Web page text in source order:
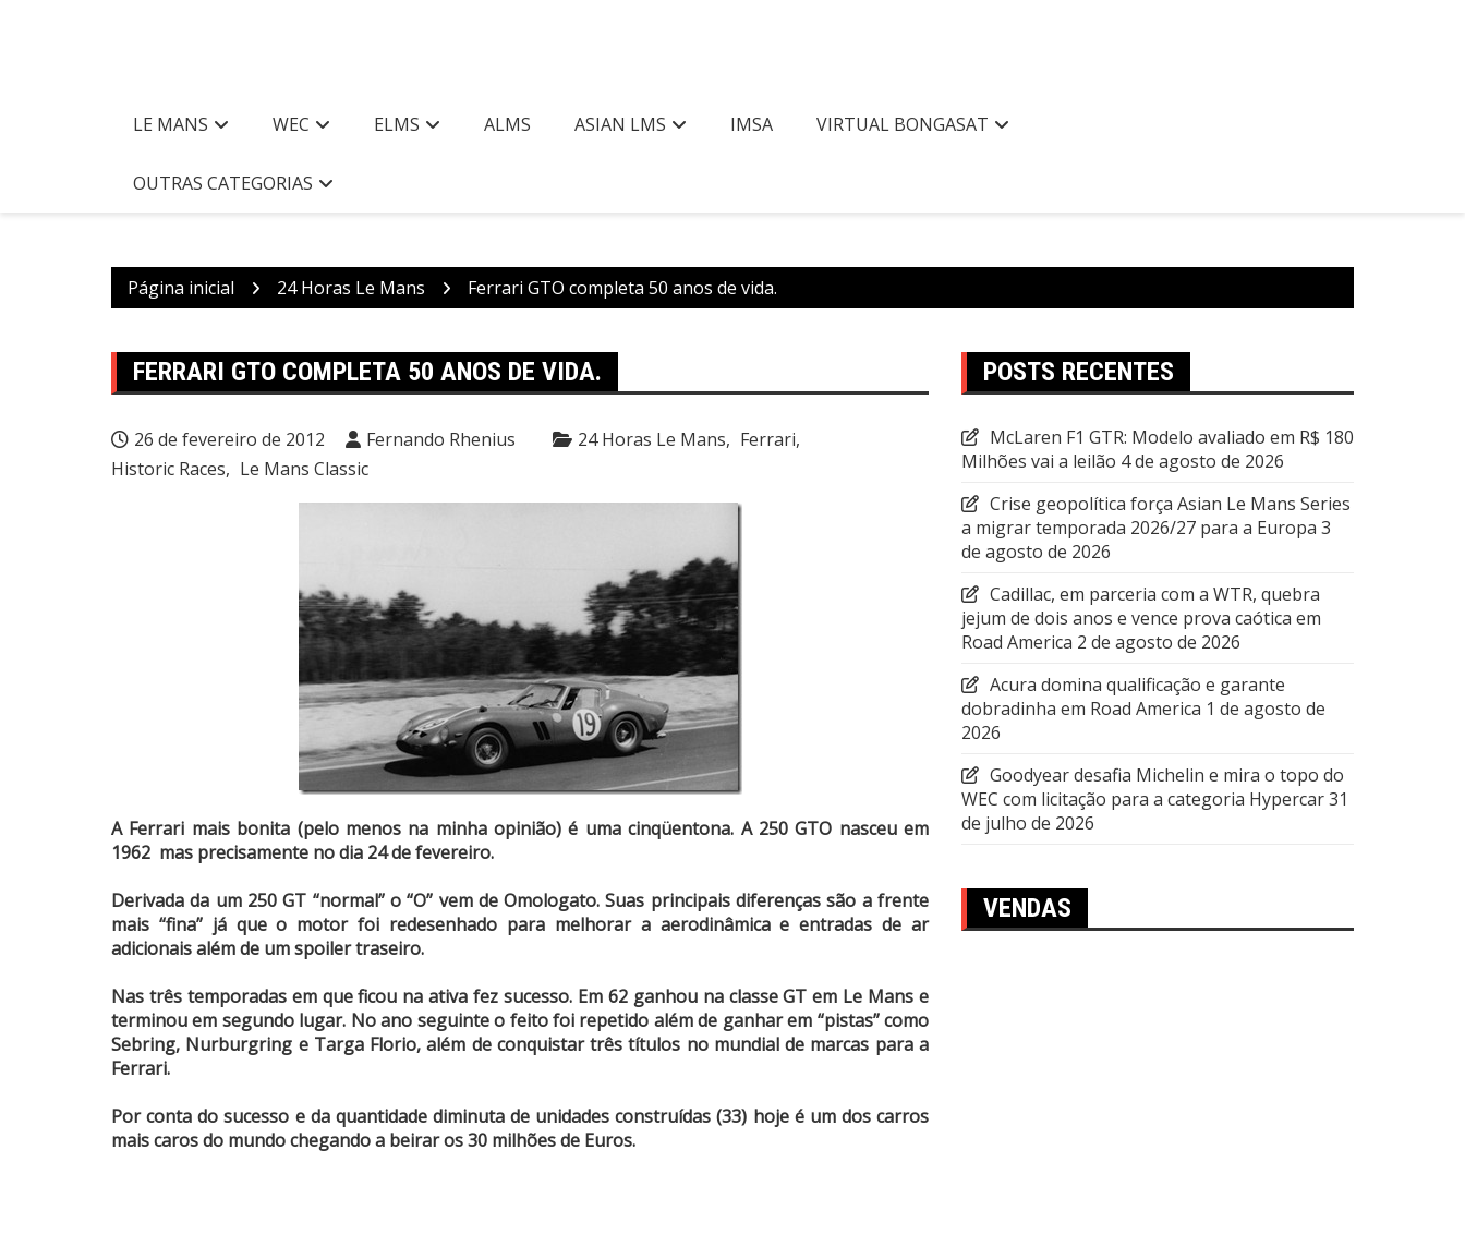
LE MANS WEC ELMS ALMS ASIAN LMS IMSA VIRTUAL BONGASAT
OUTRAS CATEGORIAS
Página inicial 24 Horas Le Mans Ferrari GTO completa 50 anos de vida.
FERRARI GTO COMPLETA 50 ANOS DE VIDA.
26 de fevereiro de 2012 Fernando Rhenius 24 Horas Le Mans
Ferrari
Historic Races
Le Mans Classic
A Ferrari mais bonita (pelo menos na minha opinião) é uma cinqüentona. A 250 GTO nasceu em
1962 mas precisamente no dia 24 de fevereiro.
Derivada da um 250 GT “normal” o “O” vem de Omologato. Suas principais diferenças são a frente
mais “fina” já que o motor foi redesenhado para melhorar a aerodinâmica e entradas de ar
adicionais além de um spoiler traseiro.
Nas três temporadas em que ficou na ativa fez sucesso. Em 62 ganhou na classe GT em Le Mans e
terminou em segundo lugar. No ano seguinte o feito foi repetido além de ganhar em “pistas” como
Sebring, Nurburgring e Targa Florio, além de conquistar três títulos no mundial de marcas para a
Ferrari.
Por conta do sucesso e da quantidade diminuta de unidades construídas (33) hoje é um dos carros
mais caros do mundo chegando a beirar os 30 milhões de Euros.
POSTS RECENTES
McLaren F1 GTR: Modelo avaliado em R$ 180
Milhões vai a leilão 4 de agosto de 2026
Crise geopolítica força Asian Le Mans Series
a migrar temporada 2026/27 para a Europa 3
de agosto de 2026
Cadillac, em parceria com a WTR, quebra
jejum de dois anos e vence prova caótica em
Road America 2 de agosto de 2026
Acura domina qualificação e garante
dobradinha em Road America 1 de agosto de
2026
Goodyear desafia Michelin e mira o topo do
WEC com licitação para a categoria Hypercar31
de julho de 2026
VENDAS